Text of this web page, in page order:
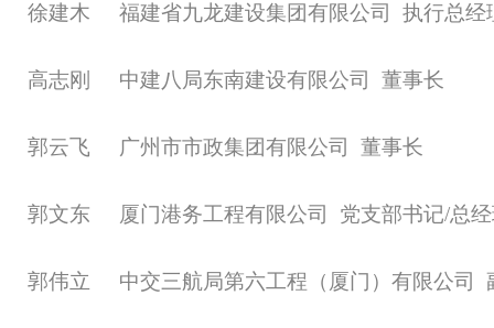
徐建木 福建省九龙建设集团有限公司 执行总经
高志刚 中建八局东南建设有限公司 董事长
郭云飞 广州市市政集团有限公司 董事长
郭文东 厦门港务工程有限公司 党支部书记/总
郭伟立 中交三航局第六工程（厦门）有限公司